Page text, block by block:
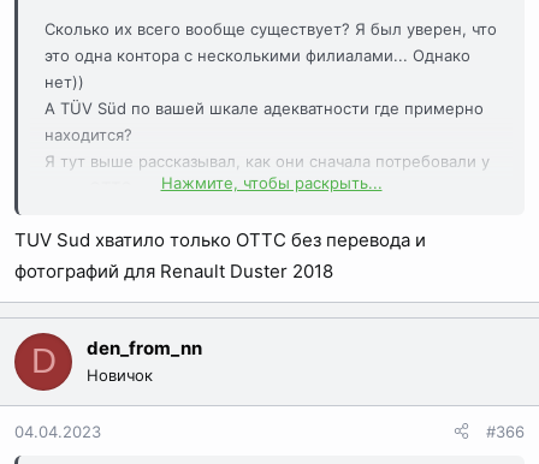
Сколько их всего вообще существует? Я был уверен, что
это одна контора с несколькими филиалами... Однако
нет))
А TÜV Süd по вашей шкале адекватности где примерно
находится?
Я тут выше рассказывал, как они сначала потребовали у
меня ОТТС, а потом еще сертификаты соответствия,
Нажмите, чтобы раскрыть...
TUV Sud хватило только ОТТС без перевода и
фотографий для Renault Duster 2018
D den_from_nn
Новичок
04.04.2023 #366